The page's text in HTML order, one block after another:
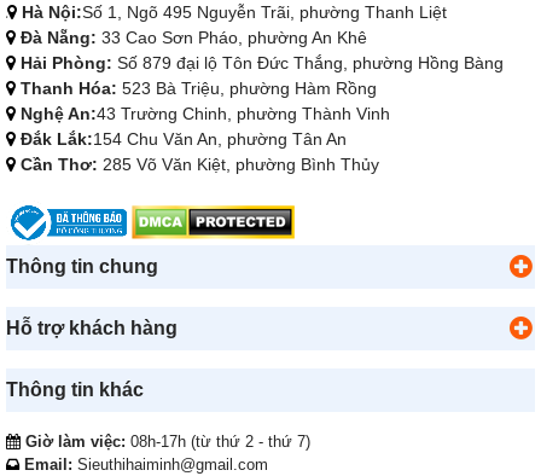
Hà Nội:Số 1, Ngõ 495 Nguyễn Trãi, phường Thanh Liệt
Đà Nẵng: 33 Cao Sơn Pháo, phường An Khê
Hải Phòng: Số 879 đại lộ Tôn Đức Thắng, phường Hồng Bàng
Thanh Hóa: 523 Bà Triệu, phường Hàm Rồng
Nghệ An:43 Trường Chinh, phường Thành Vinh
Đắk Lắk:154 Chu Văn An, phường Tân An
Cần Thơ: 285 Võ Văn Kiệt, phường Bình Thủy
Thông tin chung
Hỗ trợ khách hàng
Thông tin khác
Giờ làm việc: 08h-17h (từ thứ 2 - thứ 7)
Email: Sieuthihaiminh@gmail.com